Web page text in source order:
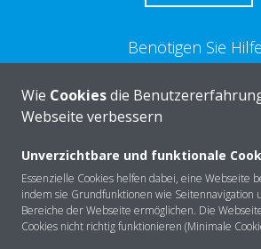
Benötigen Sie
KONTAKTIEREN SIE
Über DAIKIN
Wie Cookiesdie
Webseite verbessern
Unverzichtbare und funktionale
Essenzielle Cookies helfen dabei, eine Webseite
indem sie Grundfunktionen wie Seitennavigation
Bereiche der Webseite ermöglichen. Die
Cookies nicht richtig funktionieren (Minimale